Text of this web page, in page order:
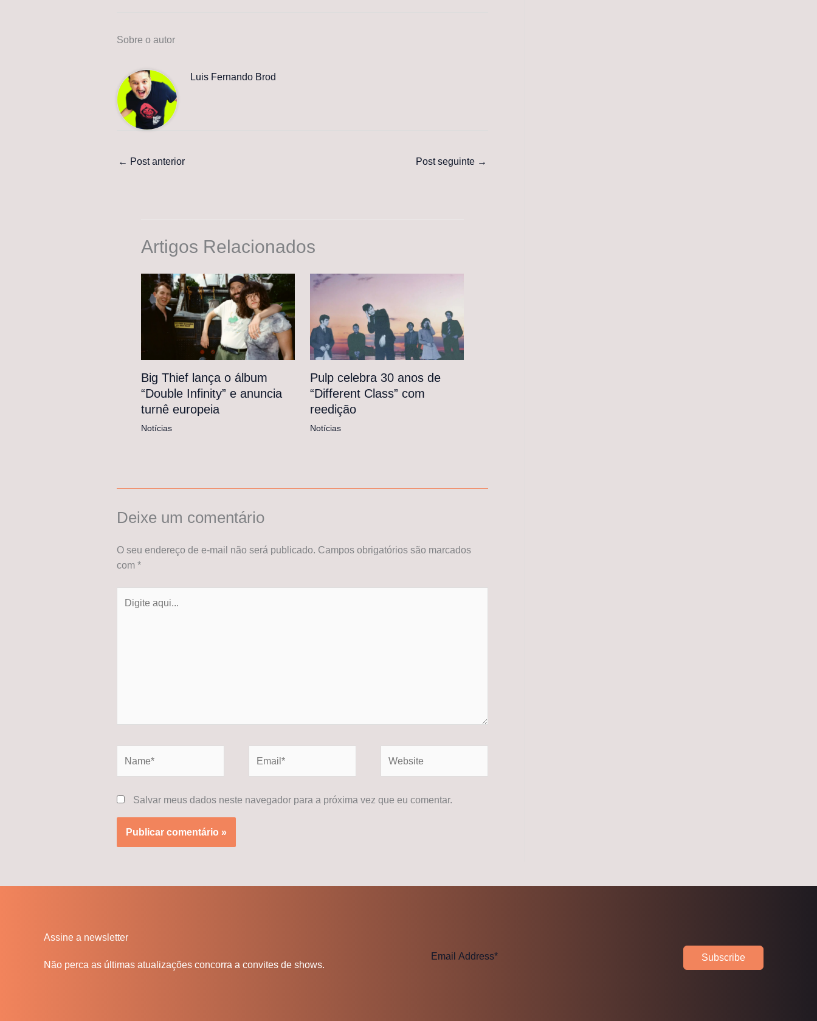
Sobre o autor
Luis Fernando Brod
← Post anterior Post seguinte →
Artigos Relacionados
Big Thief lança o álbum
“Double Infinity” e anuncia
turnê europeia
Notícias
Pulp celebra 30 anos de
“Different Class” com
reedição
Notícias
Deixe um comentário
O seu endereço de e-mail não será publicado. Campos obrigatórios são marcados
com *
aqui...
Salvar meus dados neste navegador para a próxima vez que eu comentar.
Assine a newsletter
Não perca as últimas atualizações concorra a convites de shows.
Subscribe